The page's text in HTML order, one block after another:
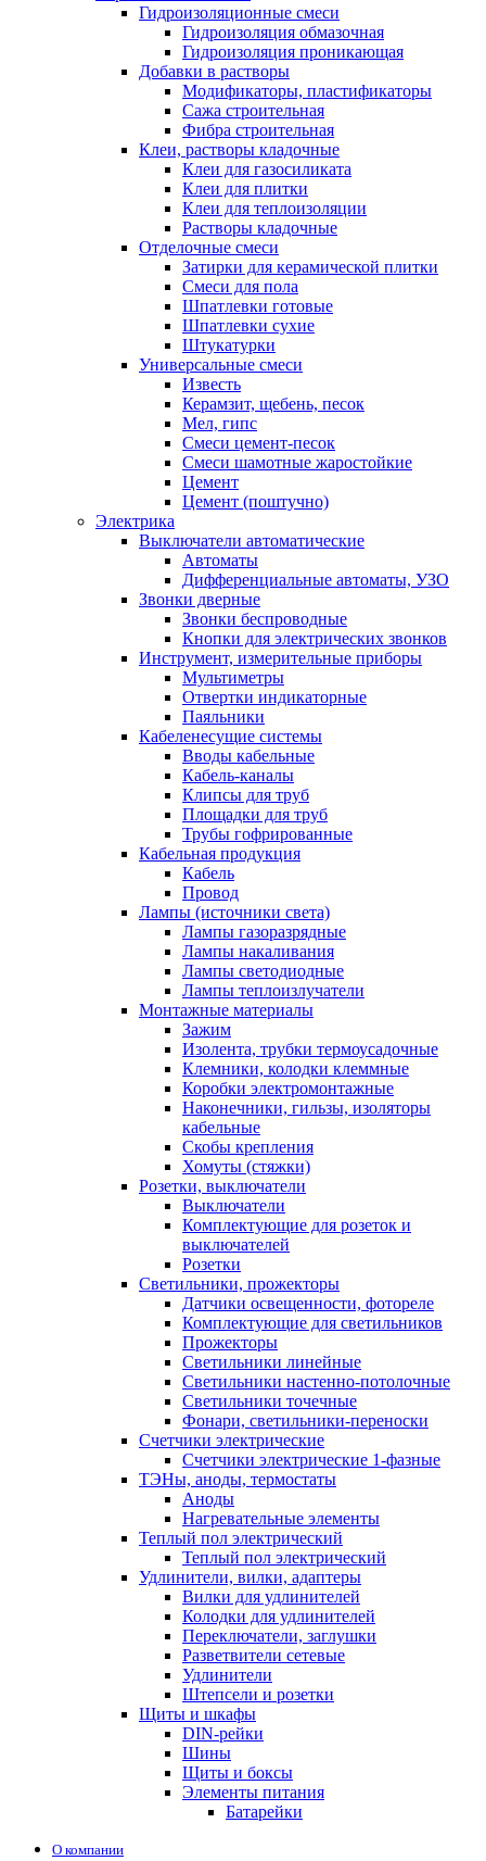
Гидроизоляционные смеси
Гидроизоляция обмазочная
Гидроизоляция проникающая
Добавки в растворы
Модификаторы, пластификаторы
Сажа строительная
Фибра строительная
Клеи, растворы кладочные
Клеи для газосиликата
Клеи для плитки
Клеи для теплоизоляции
Растворы кладочные
Отделочные смеси
Затирки для керамической плитки
Смеси для пола
Шпатлевки готовые
Шпатлевки сухие
Штукатурки
Универсальные смеси
Известь
Керамзит, щебень, песок
Мел, гипс
Смеси цемент-песок
Смеси шамотные жаростойкие
Цемент
Цемент (поштучно)
Электрика
Выключатели автоматические
Автоматы
Дифференциальные автоматы, УЗО
Звонки дверные
Звонки беспроводные
Кнопки для электрических звонков
Инструмент, измерительные приборы
Мультиметры
Отвертки индикаторные
Паяльники
Кабеленесущие системы
Вводы кабельные
Кабель-каналы
Клипсы для труб
Площадки для труб
Трубы гофрированные
Кабельная продукция
Кабель
Провод
Лампы (источники света)
Лампы газоразрядные
Лампы накаливания
Лампы светодиодные
Лампы теплоизлучатели
Монтажные материалы
Зажим
Изолента, трубки термоусадочные
Клемники, колодки клеммные
Коробки электромонтажные
Наконечники, гильзы, изоляторы
кабельные
Скобы крепления
Хомуты (стяжки)
Розетки, выключатели
Выключатели
Комплектующие для розеток и
выключателей
Розетки
Светильники, прожекторы
Датчики освещенности, фотореле
Комплектующие для светильников
Прожекторы
Светильники линейные
Светильники настенно-потолочные
Светильники точечные
Фонари, светильники-переноски
Счетчики электрические
Счетчики электрические 1-фазные
ТЭНы, аноды, термостаты
Аноды
Нагревательные элементы
Теплый пол электрический
Теплый пол электрический
Удлинители, вилки, адаптеры
Вилки для удлинителей
Колодки для удлинителей
Переключатели, заглушки
Разветвители сетевые
Удлинители
Штепсели и розетки
Щиты и шкафы
DIN-рейки
Шины
Щиты и боксы
Элементы питания
Батарейки
О компании